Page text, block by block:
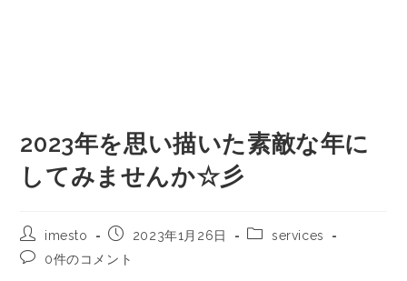
2023年を思い描いた素敵な年に
してみませんか☆彡
imesto 2023年1月26日
services
0件のコメント